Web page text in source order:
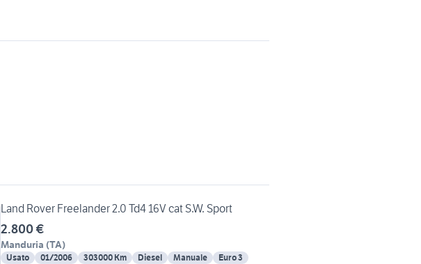
Land Rover Freelander 2.0 Td4 16V cat S.W. Sport
2.800 €
Manduria (TA)
Usato 01/2006 303000 Km Diesel Manuale Euro 3